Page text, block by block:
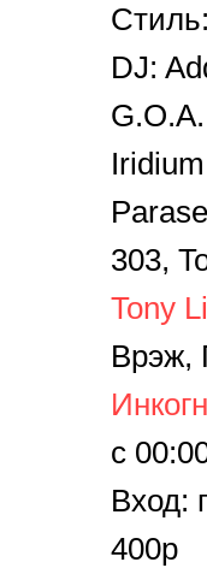
DJ:
303,
Tony
Врэж,
с
Вход:
400р